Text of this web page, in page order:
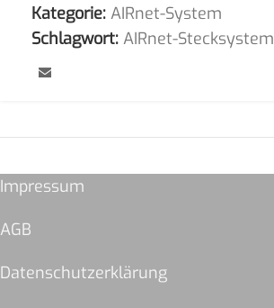
Kategorie: AIRnet-System
Schlagwort: AIRnet-Stecksystem
Impressum
AGB
Datenschutzerklärung